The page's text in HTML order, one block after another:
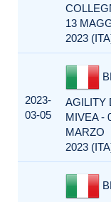
13
2023
2023-
03-05
AGILITY
MIVEA -
MARZO
2023